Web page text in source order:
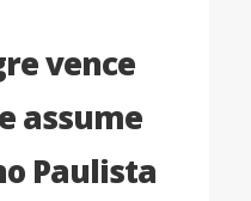
vence
assume
Paulista